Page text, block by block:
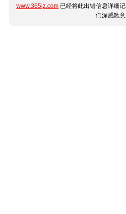
www.365jz.com 已经将此出错信息详细
们深感歉